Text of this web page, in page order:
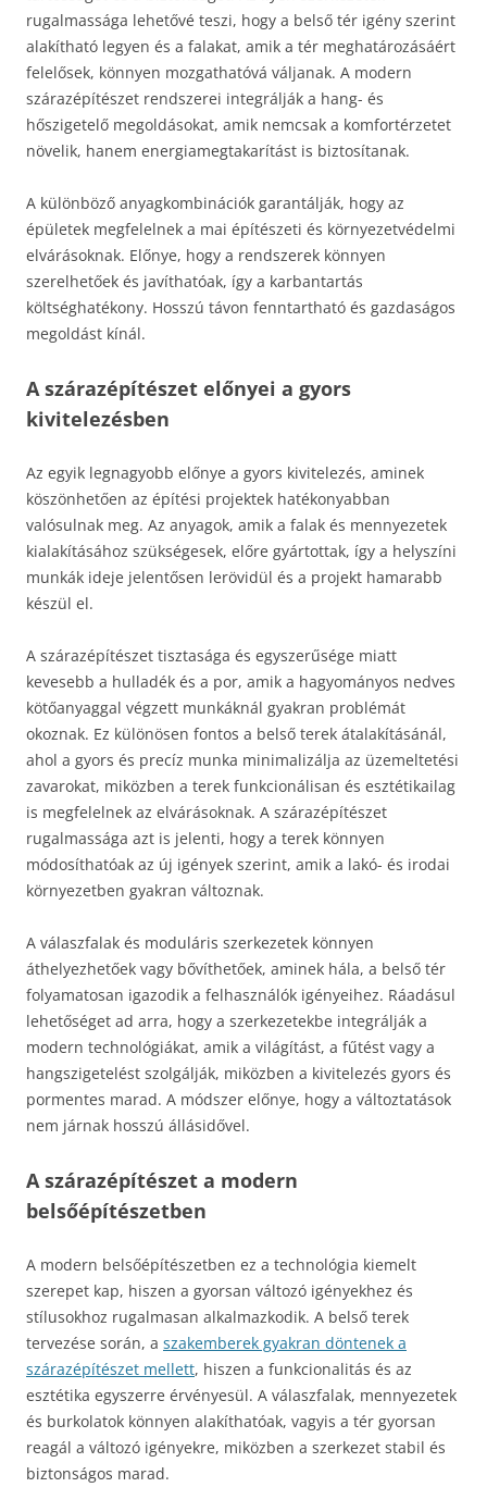
rugalmassága lehetővé teszi, hogy a belső tér igény szerint
alakítható legyen és a falakat, amik a tér meghatározásáért
felelősek, könnyen mozgathatóvá váljanak. A modern
szárazépítészet rendszerei integrálják a hang- és
hőszigetelő megoldásokat, amik nemcsak a komfortérzetet
növelik, hanem energiamegtakarítást is biztosítanak.
A különböző anyagkombinációk garantálják, hogy az
épületek megfelelnek a mai építészeti és környezetvédelmi
elvárásoknak. Előnye, hogy a rendszerek könnyen
szerelhetőek és javíthatóak, így a karbantartás
költséghatékony. Hosszú távon fenntartható és gazdaságos
megoldást kínál.
A szárazépítészet előnyei a gyors
kivitelezésben
Az egyik legnagyobb előnye a gyors kivitelezés, aminek
köszönhetően az építési projektek hatékonyabban
valósulnak meg. Az anyagok, amik a falak és mennyezetek
kialakításához szükségesek, előre gyártottak, így a helyszíni
munkák ideje jelentősen lerövidül és a projekt hamarabb
készül el.
A szárazépítészet tisztasága és egyszerűsége miatt
kevesebb a hulladék és a por, amik a hagyományos nedves
kötőanyaggal végzett munkáknál gyakran problémát
okoznak. Ez különösen fontos a belső terek átalakításánál,
ahol a gyors és precíz munka minimalizálja az üzemeltetési
zavarokat, miközben a terek funkcionálisan és esztétikailag
is megfelelnek az elvárásoknak. A szárazépítészet
rugalmassága azt is jelenti, hogy a terek könnyen
módosíthatóak az új igények szerint, amik a lakó- és irodai
környezetben gyakran változnak.
A válaszfalak és moduláris szerkezetek könnyen
áthelyezhetőek vagy bővíthetőek, aminek hála, a belső tér
folyamatosan igazodik a felhasználók igényeihez. Ráadásul
lehetőséget ad arra, hogy a szerkezetekbe integrálják a
modern technológiákat, amik a világítást, a fűtést vagy a
hangszigetelést szolgálják, miközben a kivitelezés gyors és
pormentes marad. A módszer előnye, hogy a változtatások
nem járnak hosszú állásidővel.
A szárazépítészet a modern
belsőépítészetben
A modern belsőépítészetben ez a technológia kiemelt
szerepet kap, hiszen a gyorsan változó igényekhez és
stílusokhoz rugalmasan alkalmazkodik. A belső terek
tervezése során, a szakemberek gyakran döntenek a
szárazépítészet mellett, hiszen a funkcionalitás és az
esztétika egyszerre érvényesül. A válaszfalak, mennyezetek
és burkolatok könnyen alakíthatóak, vagyis a tér gyorsan
reagál a változó igényekre, miközben a szerkezet stabil és
biztonságos marad.